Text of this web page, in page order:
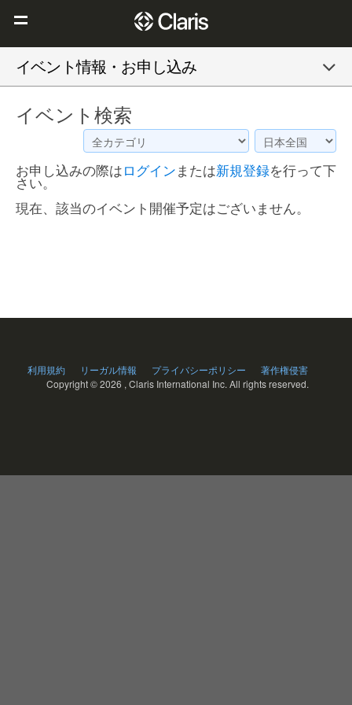
Claris を選ぶ理由
Claris FileMaker
ブログ
イベント情報・お申し込み
イベント検索
お申し込みの際はログイン または新規登録を行って下
さい。
現在、該当のイベント開催予定はございません。
利用規約 リーガル情報 プライバシーポリシー
著作権侵害
Copyright ©2026 , Claris International Inc. All rights reserved.